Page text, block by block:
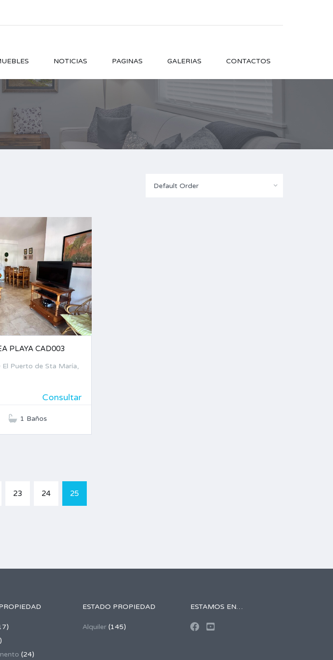
NOTICIAS PAGINAS GALERIAS CONTACTOS
Default Order
PLAYA CAD003
El Puerto de Sta María,
Consultar
1 Baños
23 24 25
(24)
ESTADO PROPIEDAD
Alquiler (145)
ESTAMOS EN…